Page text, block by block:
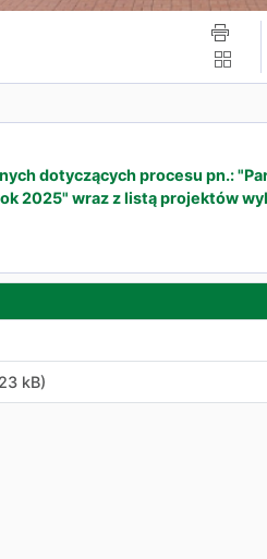
dotyczących procesu pn.:
2025" wraz z listą projektów
kB)